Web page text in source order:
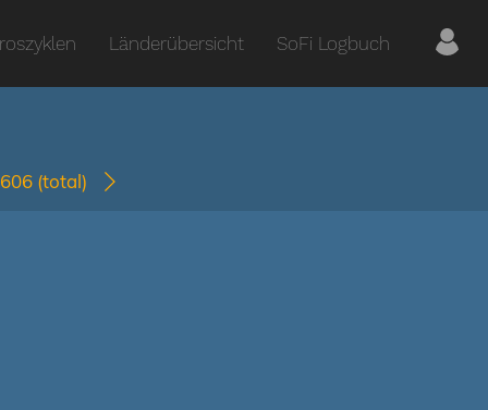
Länderübersicht SoFi Logbuch
(total)